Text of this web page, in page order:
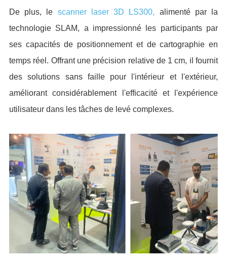
De plus, le scanner laser 3D LS300, alimenté par la
technologie SLAM, a impressionné les participants par
ses capacités de positionnement et de cartographie en
temps réel. Offrant une précision relative de 1 cm, il fournit
des solutions sans faille pour l'intérieur et l'extérieur,
améliorant considérablement l'efficacité et l'expérience
utilisateur dans les tâches de levé complexes.